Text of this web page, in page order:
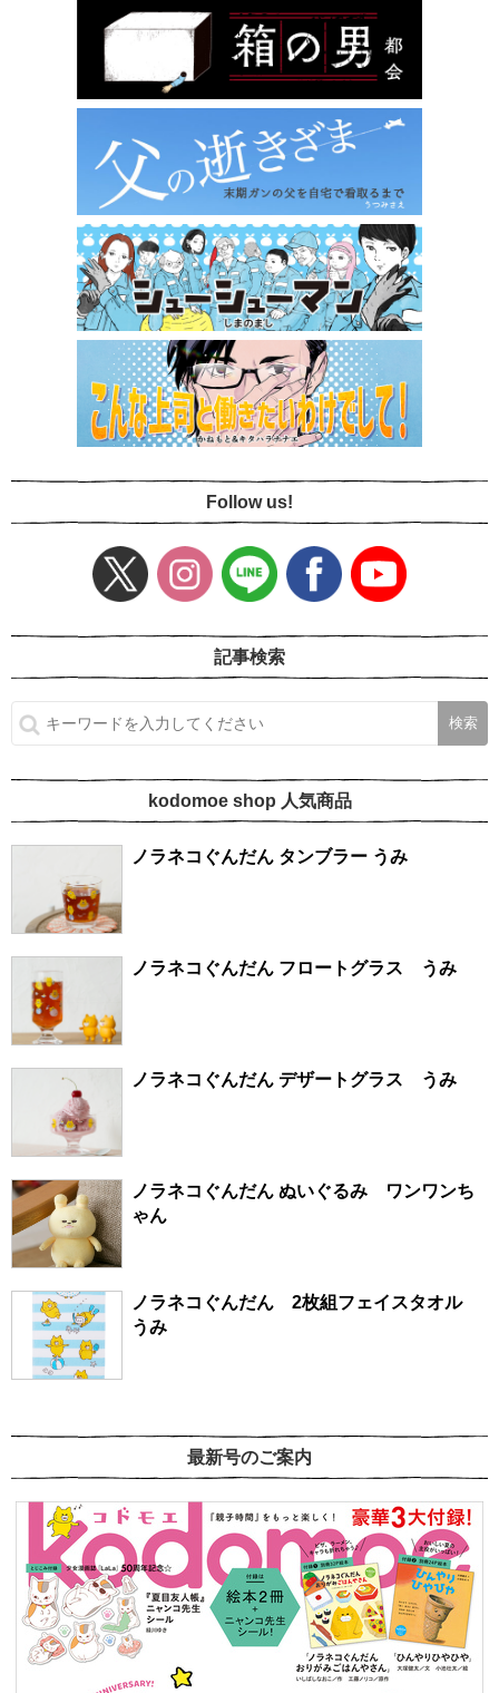
Follow us!
記事検索
kodomoe shop 人気商品
ノラネコぐんだん タンブラー うみ
ノラネコぐんだん フロートグラス うみ
ノラネコぐんだん デザートグラス うみ
ノラネコぐんだん ぬいぐるみ ワンワンち
ゃん
ノラネコぐんだん 2枚組フェイスタオル
うみ
最新号のご案内